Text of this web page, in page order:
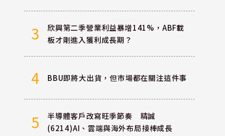
3
欣興第二季營業利益暴增141%，ABF載
板才剛進入獲利成長期？
4 BBU即將大出貨，但市場都在關注這件事
5
半導體客戶改寫旺季節奏 精誠
(6214)AI、雲端與海外布局接棒成長